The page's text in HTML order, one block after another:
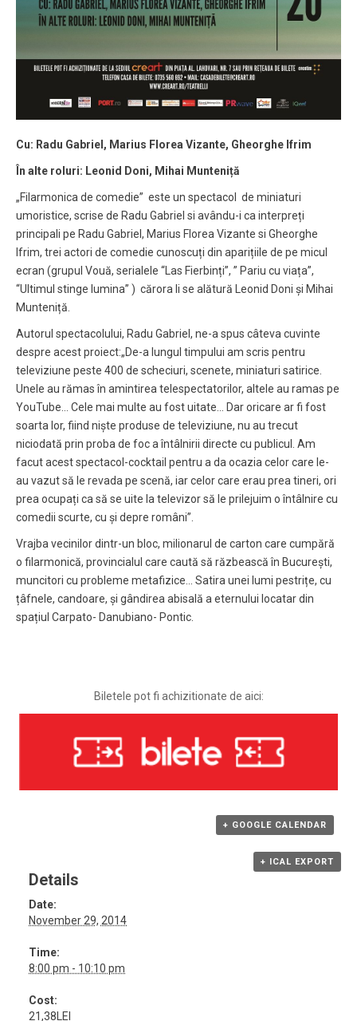
Cu: Radu Gabriel, Marius Florea Vizante, Gheorghe Ifrim
În alte roluri: Leonid Doni, Mihai Munteniță
„Filarmonica de comedie” este un spectacol de miniaturi
umoristice, scrise de Radu Gabriel si avându-i ca interpreți
principali pe Radu Gabriel, Marius Florea Vizante si Gheorghe
Ifrim, trei actori de comedie cunoscuți din aparițiile de pe micul
ecran (grupul Vouă, serialele “Las Fierbinți”, ” Pariu cu viața”,
“Ultimul stinge lumina” ) cărora li se alătură Leonid Doni și Mihai
Munteniță.
Autorul spectacolului, Radu Gabriel, ne-a spus câteva cuvinte
despre acest proiect:„De-a lungul timpului am scris pentru
televiziune peste 400 de scheciuri, scenete, miniaturi satirice.
Unele au rămas în amintirea telespectatorilor, altele au ramas pe
YouTube… Cele mai multe au fost uitate… Dar oricare ar fi fost
soarta lor, fiind niște produse de televiziune, nu au trecut
niciodată prin proba de foc a întâlnirii directe cu publicul. Am
facut acest spectacol-cocktail pentru a da ocazia celor care le-
au vazut să le revada pe scenă, iar celor care erau prea tineri, ori
prea ocupați ca să se uite la televizor să le prilejuim o întâlnire cu
comedii scurte, cu și depre români”.
Vrajba vecinilor dintr-un bloc, milionarul de carton care cumpără
o filarmonică, provincialul care caută să răzbească în București,
muncitori cu probleme metafizice… Satira unei lumi pestrițe, cu
țâfnele, candoare, și gândirea abisală a eternului locatar din
spațiul Carpato- Danubiano- Pontic.
Biletele pot fi achizitionate de aici:
+ GOOGLE CALENDAR
+ ICAL EXPORT
Details
Date:
November 29, 2014
Time:
8:00 pm - 10:10 pm
Cost:
21,38LEI